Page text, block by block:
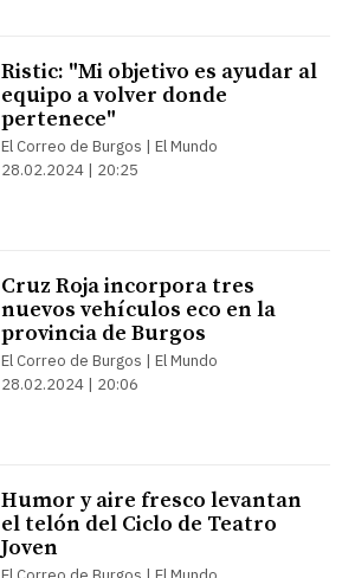
Ristic: "Mi objetivo es ayudar al
equipo a volver donde
pertenece"
El Correo de Burgos | El Mundo
28.02.2024 | 20:25
Cruz Roja incorpora tres
nuevos vehículos eco en la
provincia de Burgos
El Correo de Burgos | El Mundo
28.02.2024 | 20:06
Humor y aire fresco levantan
el telón del Ciclo de Teatro
Joven